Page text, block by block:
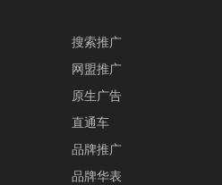
搜索推广
网盟推广
原生广告
直通车
品牌推广
品牌华表